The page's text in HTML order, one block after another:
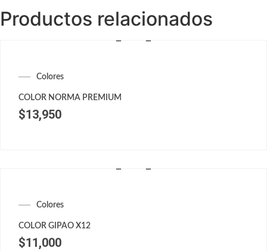
Productos relacionados
Colores
COLOR NORMA PREMIUM
$13,950
Colores
COLOR GIPAO X12
$11,000